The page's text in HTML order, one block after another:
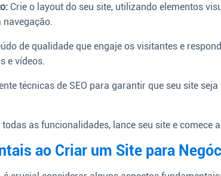
Crie o layout do seu site, utilizando elementos
de qualidade que engaje os visitantes e
e vídeos.
técnicas de SEO para garantir que seu site
as funcionalidades, lance seu site e comece
ao Criar um Site para